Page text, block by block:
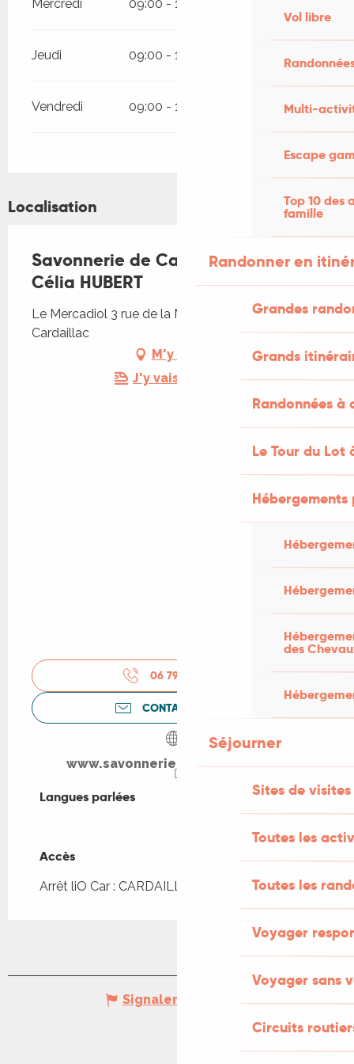
Vol libre
Multi-
Escape
Top 10 des
famille
Randonner en
Grandes
Grands
Randonnées
Le Tour du Lot
des
Séjourner
Sites de visites
Toutes les
Toutes les
Voyager
Voyager sans
Circuits
Mercredi 09:00 - 12:00
Jeudi 09:00 - 12:00 13:00 - 17:00
Vendredi 09:00 - 12:00 13:00 - 17:00
Localisation
Savonnerie de Cardaillac - Mme
Célia HUBERT
Le Mercadiol 3 rue de la Moulière, 46100
Cardaillac
M'y rendre
J'y vais en train !
06 79 60 62
CONTACTEZ-NOUS
www.savonnerie-de-cardaillac.fr
Langues parlées
Langues parlées
Accès
Accès
Arrêt liO Car : CARDAILLAC - Bourg à 289m
Signaler une erreur